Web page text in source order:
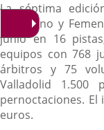
La séptima
Masculino y
junio en 16
equipos con 768
árbitros y 75
Valladolid 1.500
pernoctaciones. El
euros.